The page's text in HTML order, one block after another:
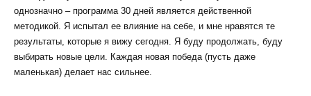
однозначно – программа 30 дней является действенной
методикой. Я испытал ее влияние на себе, и мне нравятся те
результаты, которые я вижу сегодня. Я буду продолжать, буду
выбирать новые цели. Каждая новая победа (пусть даже
маленькая) делает нас сильнее.